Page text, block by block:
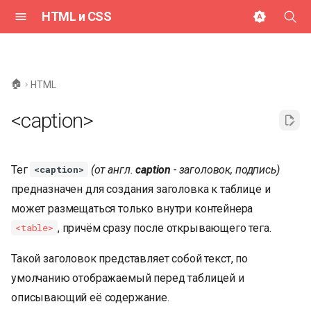
HTML и CSS
ц
л
ц
🏠 HTML
<caption>
Тег <caption> (от англ.caption - заголовок, подпись)
предназначен для создания заголовка к таблице и
может размещаться только внутри контейнера
<table> , причём сразу после открывающего тега.
Такой заголовок представляет собой текст, по
умолчанию отображаемый перед таблицей и
описывающий её содержание.